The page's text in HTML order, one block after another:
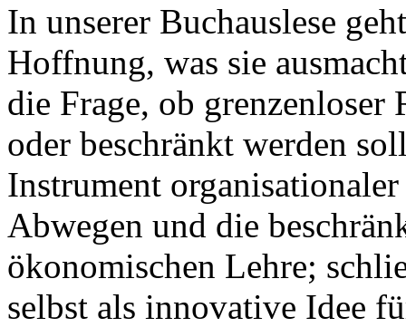
In unserer Buchauslese
Hoffnung, was sie
die Frage, ob
oder beschränkt werden
Instrument
Abwegen und die
ökonomischen Lehre;
selbst als innovative Idee